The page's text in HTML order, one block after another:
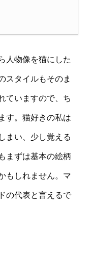
人物像を猫にした
スタイルもそのま
ていますので、ち
す。猫好きの私は
まい、少し覚える
まずは基本の絵柄
もしれません。マ
の代表と言えるで